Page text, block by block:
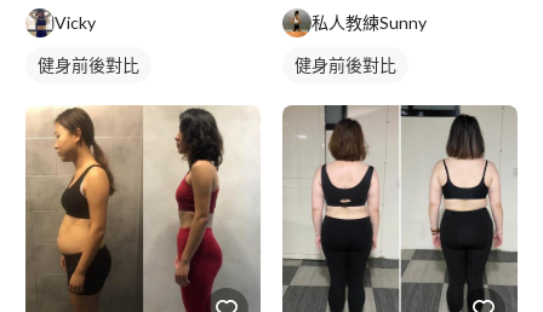
Vicky
健身前後對比
私人教練Sunny
健身前後對比